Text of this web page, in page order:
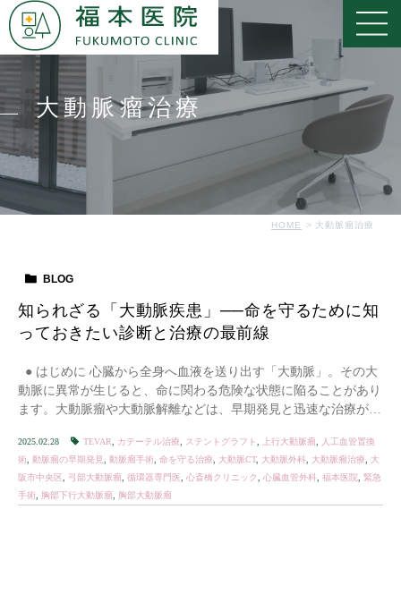
大動脈瘤治療
HOME 大動脈瘤治療
BLOG
知られざる「大動脈疾患」──命を守るために知
っておきたい診断と治療の最前線
● はじめに 心臓から全身へ血液を送り出す「大動脈」。その大
動脈に異常が生じると、命に関わる危険な状態に陥ることがあり
ます。大動脈瘤や大動脈解離などは、早期発見と迅速な治療がカ
2025.02.28 TEVAR カテーテル治療 ステントグラフト 上行大動脈瘤
人工血管置換
術
動脈瘤の早期発見 動脈瘤手術 命を守る治療 大動脈CT, 大動脈外科 大動脈瘤治療
大
阪市中央区
弓部大動脈瘤 循環器専門医 心斎橋クリニック 心臓血管外科 福本医院 緊急
手術
胸部下行大動脈瘤 胸部大動脈瘤